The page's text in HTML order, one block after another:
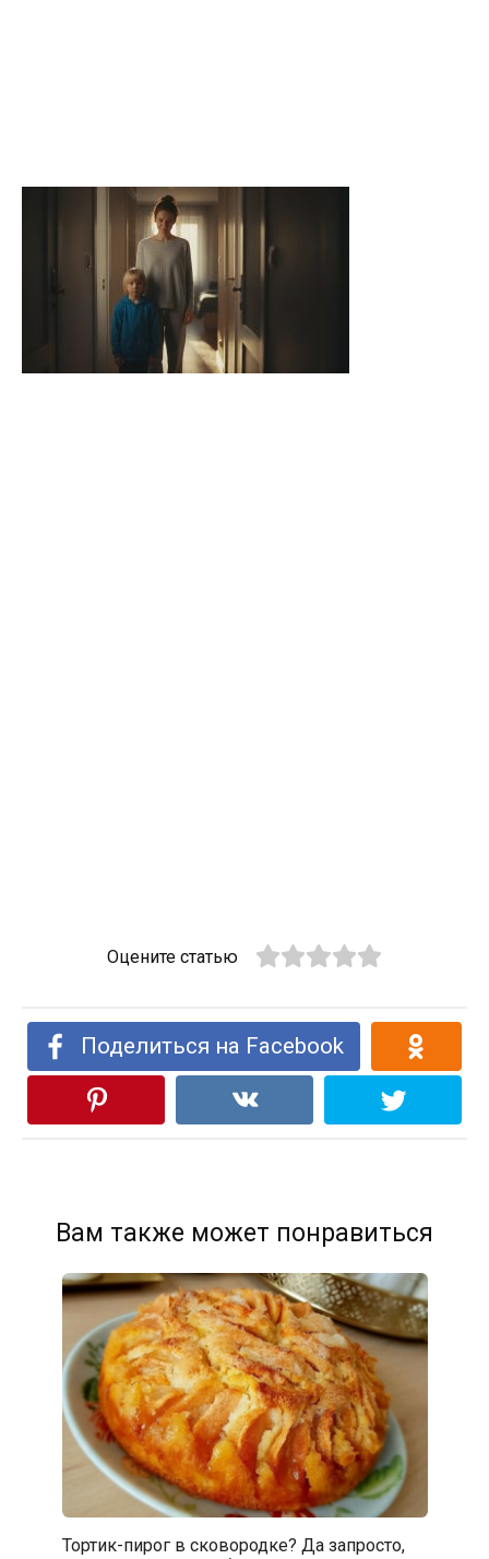
Оцените статью
Поделиться на Facebook
Вам также может понравиться
Тортик-пирог в сковородке? Да запросто,